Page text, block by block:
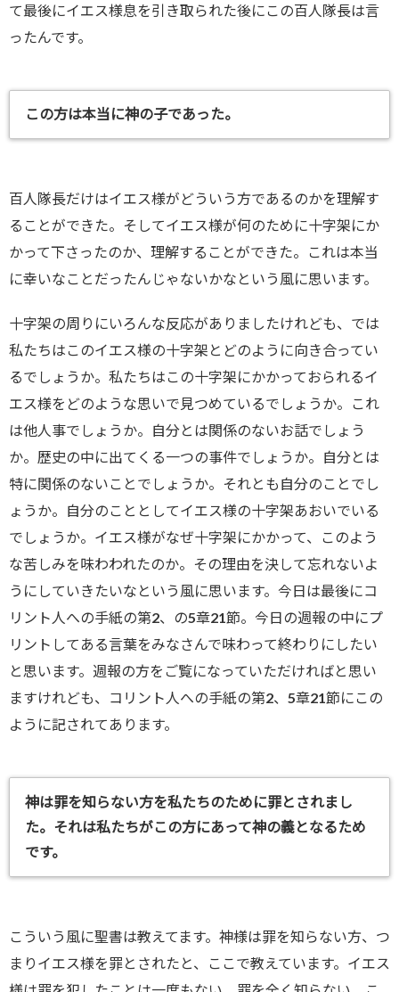
て最後にイエス様息を引き取られた後にこの百人隊長は言
ったんです。
この方は本当に神の子であった。
百人隊長だけはイエス様がどういう方であるのかを理解す
ることができた。そしてイエス様が何のために十字架にか
かって下さったのか、理解することができた。これは本当
に幸いなことだったんじゃないかなという風に思います。
十字架の周りにいろんな反応がありましたけれども、では
私たちはこのイエス様の十字架とどのように向き合ってい
るでしょうか。私たちはこの十字架にかかっておられるイ
エス様をどのような思いで見つめているでしょうか。これ
は他人事でしょうか。自分とは関係のないお話でしょう
か。歴史の中に出てくる一つの事件でしょうか。自分とは
特に関係のないことでしょうか。それとも自分のことでし
ょうか。自分のこととしてイエス様の十字架あおいでいる
でしょうか。イエス様がなぜ十字架にかかって、このよう
な苦しみを味わわれたのか。その理由を決して忘れないよ
うにしていきたいなという風に思います。今日は最後にコ
リント人への手紙の第2、の5章21節。今日の週報の中にプ
リントしてある言葉をみなさんで味わって終わりにしたい
と思います。週報の方をご覧になっていただければと思い
ますけれども、コリント人への手紙の第2、5章21節にこの
ように記されてあります。
神は罪を知らない方を私たちのために罪とされまし
た。それは私たちがこの方にあって神の義となるため
です。
こういう風に聖書は教えてます。神様は罪を知らない方、つ
まりイエス様を罪とされたと、ここで教えています。イエス